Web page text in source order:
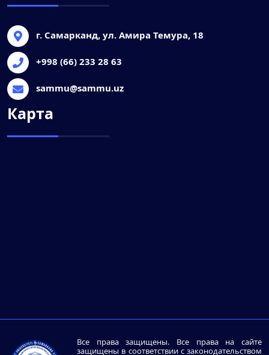
г. Самарканд, ул. Амира Темура, 18
+998 (66) 233 28 63
sammu@sammu.uz
Карта
Все права защищены. Все права на сайте
защищены в соответствии с законодательством